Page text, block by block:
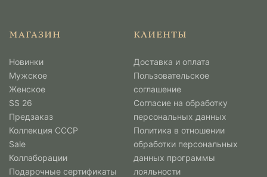
МАГАЗИН
Новинки
Мужcкое
Женское
SS 26
Предзаказ
Коллекция СССР
Sale
Коллаборации
Подарочные сертификаты
КЛИЕНТЫ
Доставка и оплата
Пользовательское
соглашение
Согласие на обработку
персональных данных
Политика в отношении
обработки персональных
данных программы
лояльности